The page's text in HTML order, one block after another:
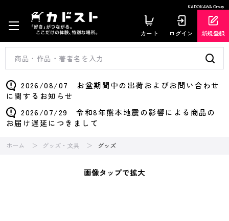
KADOKAWA Group
カート ログイン 新規登録
2026/08/07 お盆期間中の出荷およびお問い合わせ
に関するお知らせ
2026/07/29 令和8年熊本地震の影響による商品の
お届け遅延につきまして
ホーム グッズ・文具 グッズ
画像タップで拡大